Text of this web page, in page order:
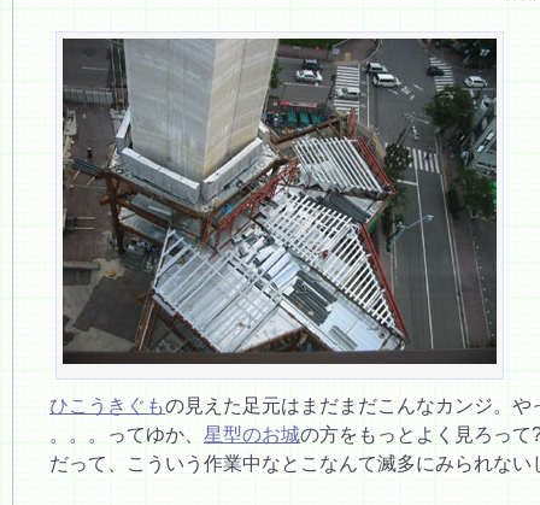
ひこうきぐもの見えた足元はまだまだこんなカンジ。や
。。。ってゆか、 星型のお城の方をもっとよく見ろって
だって、こういう作業中なとこなんて滅多にみられない